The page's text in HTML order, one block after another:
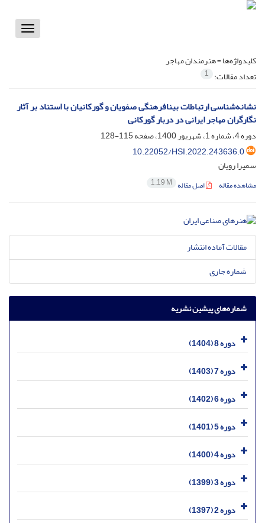
Toggle
کلیدواژه‌ها =هنرمندان مهاجر
تعداد مقالات: 1
نشانه‌شناسی ارتباطات بینافرهنگی صفویان و گورکانیان با استناد بر آثار
نگارگران مهاجر ایرانی در دربار گورکانی
دوره 4، شماره 1، شهریور 1400، صفحه
115-128
10.22052/HSI.2022.243636.0
سمیرا رویان
مشاهده مقاله اصل مقاله 1.19 M
مقالات آماده انتشار
شماره جاری
شماره‌های پیشین نشریه
دوره 8 (1404)
دوره 7 (1403)
دوره 6 (1402)
دوره 5 (1401)
دوره 4 (1400)
دوره 3 (1399)
دوره 2 (1397)